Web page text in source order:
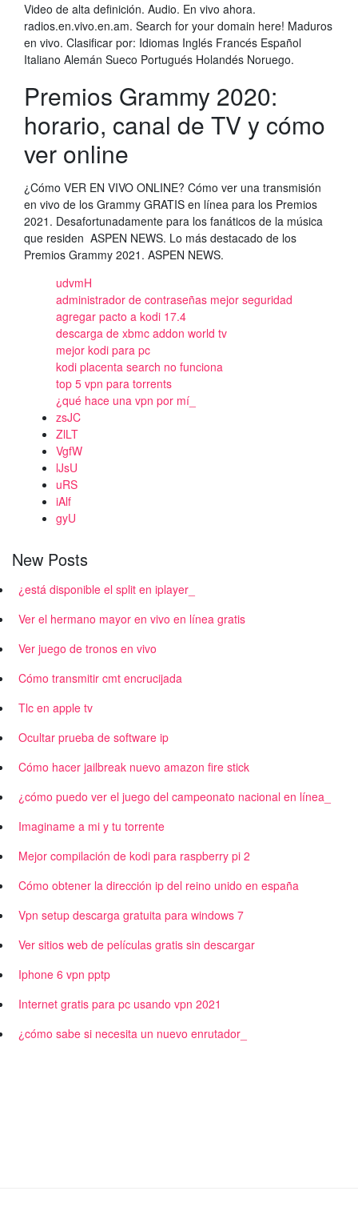
Video de alta definición. Audio. En vivo ahora.
radios.en.vivo.en.am. Search for your domain here! Maduros
en vivo. Clasificar por: Idiomas Inglés Francés Español
Italiano Alemán Sueco Portugués Holandés Noruego.
Premios Grammy 2020:
horario, canal de TV y cómo
ver online
¿Cómo VER EN VIVO ONLINE? Cómo ver una transmisión
en vivo de los Grammy GRATIS en línea para los Premios
2021. Desafortunadamente para los fanáticos de la música
que residen ASPEN NEWS. Lo más destacado de los
Premios Grammy 2021. ASPEN NEWS.
udvmH
administrador de contraseñas mejor seguridad
agregar pacto a kodi 17.4
descarga de xbmc addon world tv
mejor kodi para pc
kodi placenta search no funciona
top 5 vpn para torrents
¿qué hace una vpn por mí_
zsJC
ZlLT
VgfW
lJsU
uRS
iAlf
gyU
New Posts
¿está disponible el split en iplayer_
Ver el hermano mayor en vivo en línea gratis
Ver juego de tronos en vivo
Cómo transmitir cmt encrucijada
Tlc en apple tv
Ocultar prueba de software ip
Cómo hacer jailbreak nuevo amazon fire stick
¿cómo puedo ver el juego del campeonato nacional en línea_
Imaginame a mi y tu torrente
Mejor compilación de kodi para raspberry pi 2
Cómo obtener la dirección ip del reino unido en españa
Vpn setup descarga gratuita para windows 7
Ver sitios web de películas gratis sin descargar
Iphone 6 vpn pptp
Internet gratis para pc usando vpn 2021
¿cómo sabe si necesita un nuevo enrutador_